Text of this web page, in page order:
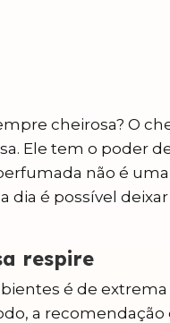
cheirosa? O
Ele tem o poder
não é
dia é possível
respire
é de
a